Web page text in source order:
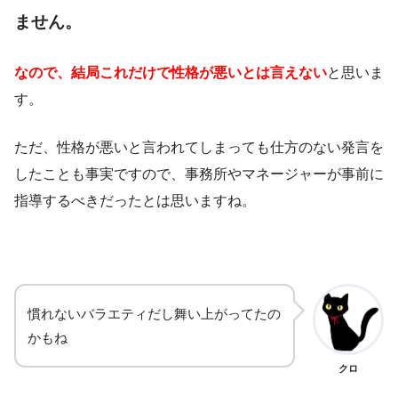
ません。
なので、結局これだけで性格が悪いとは言えないと思いま
す。
ただ、性格が悪いと言われてしまっても仕方のない発言を
したことも事実ですので、事務所やマネージャーが事前に
指導するべきだったとは思いますね。
慣れないバラエティだし舞い上がってたの
かもね
クロ